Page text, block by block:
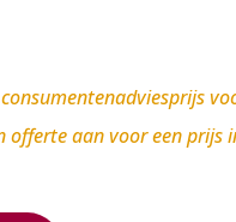
offerte aan voor een prijs